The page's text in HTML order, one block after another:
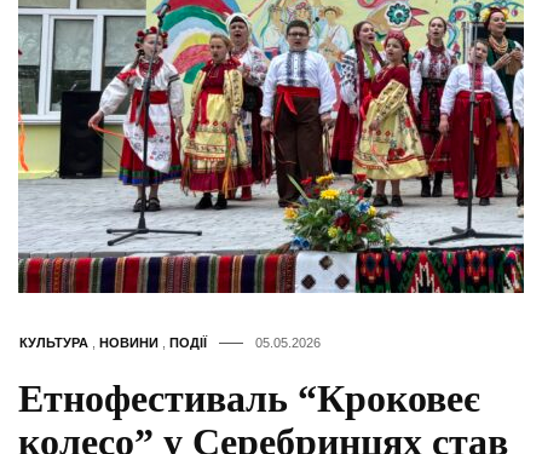
КУЛЬТУРА НОВИНИ ПОДІЇ 05.05.2026
Етнофестиваль “Кроковеє
колесо” у Серебринцях став